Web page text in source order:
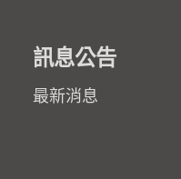
訊息公告
最新消息